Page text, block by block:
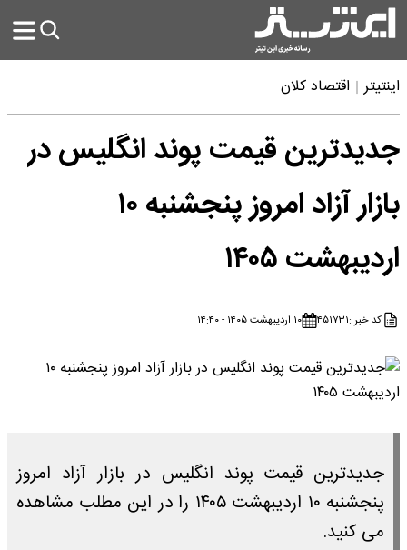
اینتیتر اقتصاد کلان
جدیدترین قیمت پوند انگلیس در
بازار آزاد امروز پنجشنبه ۱۰
اردیبهشت ۱۴۰۵
کد خبر :۴۵۱۷۳۱ ۱۰ اردیبهشت ۱۴۰۵ - ۱۴:۴۰
جدیدترین قیمت پوند انگلیس در بازار آزاد امروز
پنجشنبه ۱۰ اردیبهشت ۱۴۰۵ را در این مطلب مشاهده
می کنید.